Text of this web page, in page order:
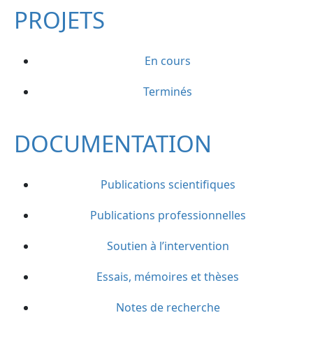
PROJETS
En cours
Terminés
DOCUMENTATION
Publications scientifiques
Publications professionnelles
Soutien à l’intervention
Essais, mémoires et thèses
Notes de recherche